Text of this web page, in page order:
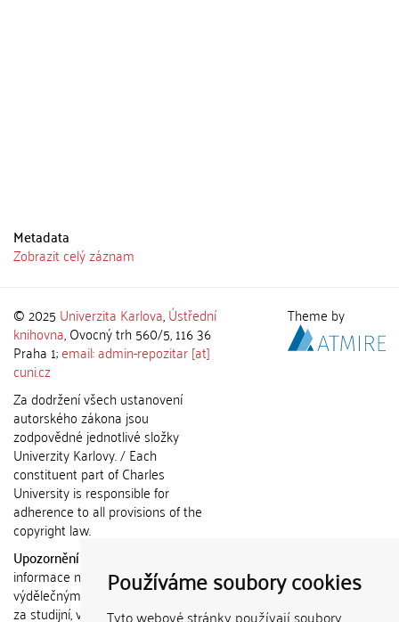
Používáme soubory cookies
Tyto webové stránky používají soubory
Metadata
Zobrazit celý záznam
© 2025 Univerzita Karlova,Ústřední
knihovna, Ovocný trh 560/5, 116 36
Praha 1;email: admin-repozitar [at]
cuni.cz
Za dodržení všech ustanovení
autorského zákona jsou
zodpovědné jednotlivé složky
Univerzity Karlovy. / Each
constituent part of Charles
University is responsible for
adherence to all provisions of the
copyright law.
Upozornění / Notice:
informace nemohou být použity k
výdělečným účelům nebo vydávány
za studijní, vědeckou nebo jinou
Theme by